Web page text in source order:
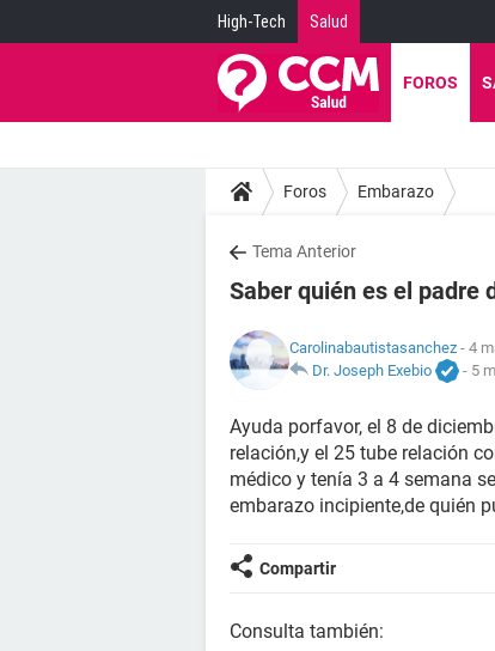
High-Tech Salud
FOROS
Foros Embarazo
Tema Anterior
Saber quién es el padre
Carolinabautistasanchez - 4
Dr. Joseph Exebio
- 5
Ayuda porfavor, el 8 de
relación,y el 25 tube relación
médico y tenía 3 a 4 semana
embarazo incipiente,de quién
Compartir
Consulta también: